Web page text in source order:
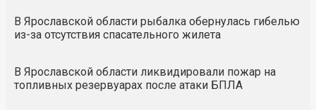
В Ярославской области рыбалка обернулась гибелью
из-за отсутствия спасательного жилета
В Ярославской области ликвидировали пожар на
топливных резервуарах после атаки БПЛА